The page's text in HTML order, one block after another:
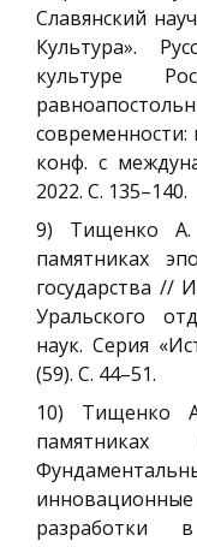
Славянский
Культура».
культуре
современности:
конф. с
2022. С. 135–140.
9) Тищенко А.
памятниках
государства //
Уральского
наук. Серия
(59). С. 44–51.
10) Тищенко
разработки